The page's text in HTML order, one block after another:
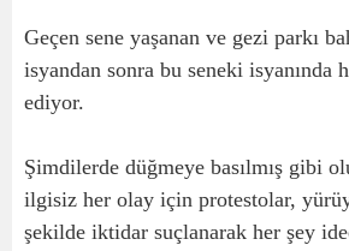
Geçen sene yaşanan ve gezi parkı
isyandan sonra bu seneki isyanında
ediyor.
Şimdilerde düğmeye basılmış gibi
ilgisiz her olay için protestolar,
şekilde iktidar suçlanarak her şey